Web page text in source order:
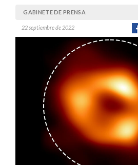
GABINETE DE PRENSA
22 septiembre de 2022